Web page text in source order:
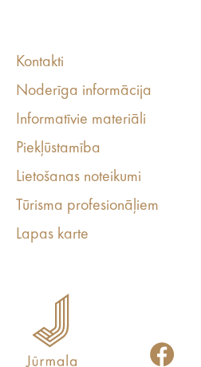
Kontakti
Noderīga informācija
Informatīvie materiāli
Piekļūstamība
Lietošanas noteikumi
Tūrisma profesionāļiem
Lapas karte